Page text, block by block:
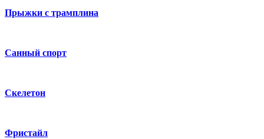
Прыжки с трамплина
Санный спорт
Скелетон
Фристайл